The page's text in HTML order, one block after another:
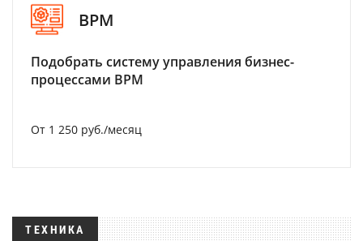
BPM
Подобрать систему управления бизнес-
процессами BPM
От 1 250 руб./месяц
ТЕХНИКА